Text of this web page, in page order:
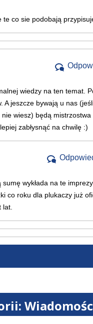
co sie podobają
wiedzy na ten temat.
jeszcze bywają u nas
wiesz) będą
zabłysnąć na chwilę :)
wykłada na te
co roku dla plukaczy już